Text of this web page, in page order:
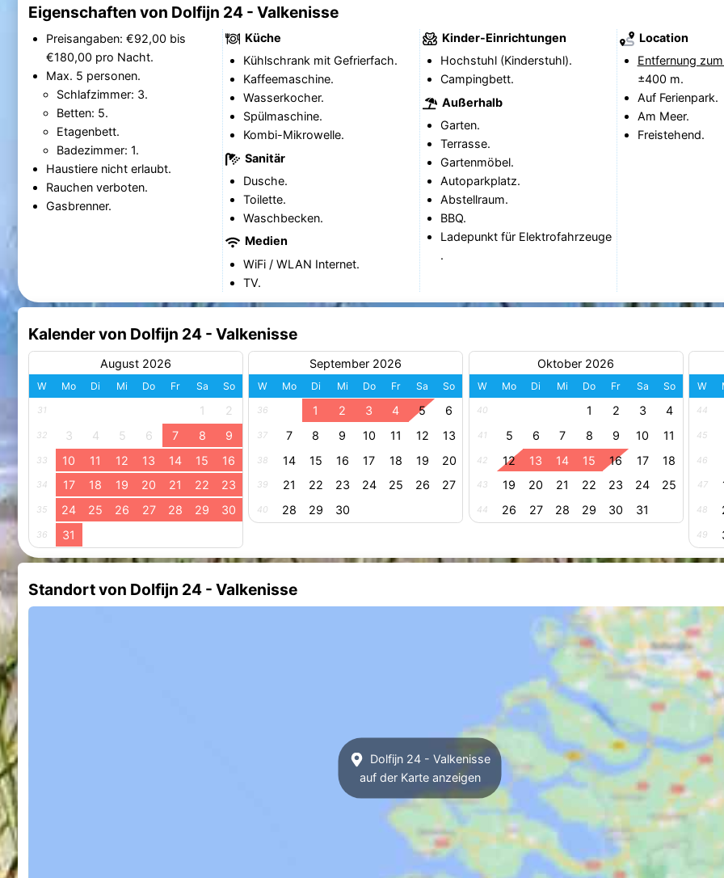
Eigenschaften von Dolfijn 24 - Valkenisse
Preisangaben: €92,00 bis
€180,00 pro Nacht.
Max. 5 personen.
Schlafzimmer: 3.
Betten: 5.
Etagenbett.
Badezimmer: 1.
Haustiere nicht erlaubt.
Rauchen verboten.
Gasbrenner.
Küche
Kühlschrank mit Gefrierfach.
Kaffeemaschine.
Wasserkocher.
Spülmaschine.
Kombi-Mikrowelle.
Sanitär
Dusche.
Toilette.
Waschbecken.
Medien
WiFi / WLAN Internet.
TV.
Kinder-Einrichtungen
Hochstuhl (Kinderstuhl).
Campingbett.
Außerhalb
Garten.
Terrasse.
Gartenmöbel.
Autoparkplatz.
Abstellraum.
BBQ.
Ladepunkt für Elektrofahrzeuge
.
Location
Entfernung
±400 m.
Auf Ferienpark.
Am Meer.
Freistehend.
Kalender von Dolfijn 24 - Valkenisse
August 2026
W Mo Di Mi Do Fr Sa So
31 1 2
32 3 4 5 6 7 8 9
33 10 11 12 13 14 15 16
34 17 18 19 20 21 22 23
35 24 25 26 27 28 29 30
36 31
September 2026
W Mo Di Mi Do Fr Sa So
36 1 2 3 4 5 6
37 7 8 9 10 11 12 13
38 14 15 16 17 18 19 20
39 21 22 23 24 25 26 27
40 28 29 30
Oktober 2026
W Mo Di Mi Do Fr Sa So
40 1 2 3 4
41 5 6 7 8 9 10 11
42 12 13 14 15 16 17 18
43 19 20 21 22 23 24 25
44 26 27 28 29 30 31
W
44
45
46
47
48
49
Standort von Dolfijn 24 - Valkenisse
Dolfijn 24 - Valkenisse
auf der Karte anzeigen